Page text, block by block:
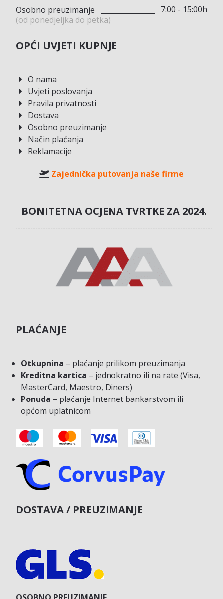
Osobno preuzimanje
(od ponedjeljka do petka)
7:00 - 15:00h
OPĆI UVJETI KUPNJE
O nama
Uvjeti poslovanja
Pravila privatnosti
Dostava
Osobno preuzimanje
Način plaćanja
Reklamacije
Zajednička putovanja naše firme
BONITETNA OCJENA TVRTKE ZA 2024.
PLAĆANJE
Otkupnina – plaćanje prilikom preuzimanja
Kreditna kartica – jednokratno ili na rate (Visa,
MasterCard, Maestro, Diners)
Ponuda – plaćanje Internet bankarstvom ili
općom uplatnicom
DOSTAVA / PREUZIMANJE